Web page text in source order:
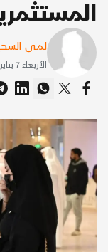
لمى
الأربعاء 7 يناير 2026 10:6